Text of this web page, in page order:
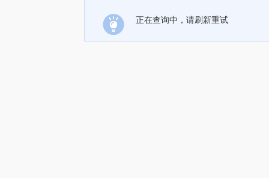
正在查询中，请刷新重试